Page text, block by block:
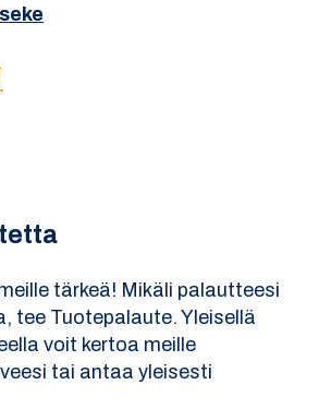
tärkeä! Mikäli palautteesi
tee Tuotepalaute. Yleisellä
voit kertoa meille
tai antaa yleisesti